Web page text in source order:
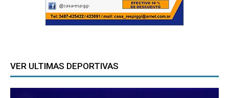
VER ULTIMAS DEPORTIVAS